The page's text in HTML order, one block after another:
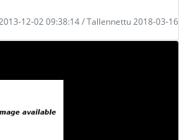
12-02 09:38:14 / Tallennettu 2018-03-16